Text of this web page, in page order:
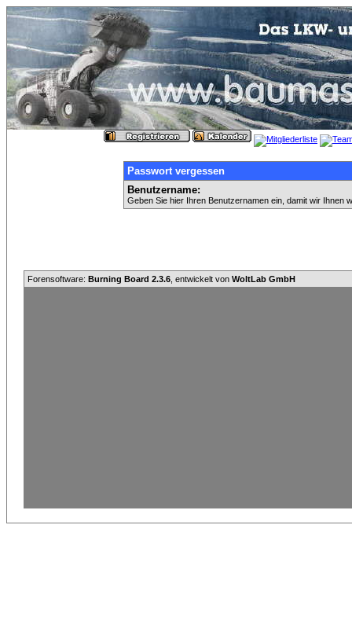
Passwort vergessen
Benutzername:
Geben Sie hier Ihren Benutzernamen ein, damit wir Ihnen
Forensoftware: Burning Board 2.3.6 , entwickelt von WoltLab GmbH